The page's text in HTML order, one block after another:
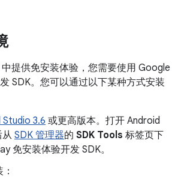
提供免安装体验，您需要使用 Google
SDK。您可以通过以下某种方式安装
3.6 或更高版本。打开 Android
从 SDK 管理器的 SDK Tools 标签页下
免安装体验开发 SDK。